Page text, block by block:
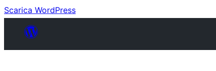
Scarica WordPress